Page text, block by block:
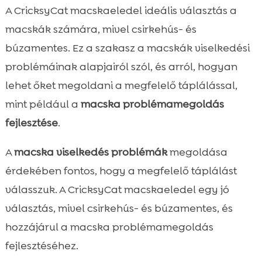

A CricksyCat Jasper száraztáp
termékcsalád
A nedvestáp szerepe a macskák
CricksyCat Bill nedvestáp választék
bemutatása
 Macskaalom választás jelentősége
 Purrfect Life macskaalom termékek
A következetes etetési rend kialakítása
Táplálék-kiegészítők szerepe a
problémamegoldásban
Viselkedési problémák és táplálkozás
kapcsolata
 Gyakorlati tanácsok a mindennapokra
 Összefoglaló
A CricksyCat macskaeledel ideális választás a
macskák számára, mivel csirkehús- és
búzamentes. Ez a szakasz a macskák viselkedési
problémáinak alapjairól szól, és arról, hogyan
lehet őket megoldani a megfelelő táplálással,
mint például a macska problémamegoldás
fejlesztése.
Amacska viselkedés problémákmegoldása
érdekében fontos, hogy a megfelelő táplálást
válasszuk. A CricksyCat macskaeledel egy jó
választás, mivel csirkehús- és búzamentes, és
hozzájárul a macska problémamegoldás
fejlesztéséhez.